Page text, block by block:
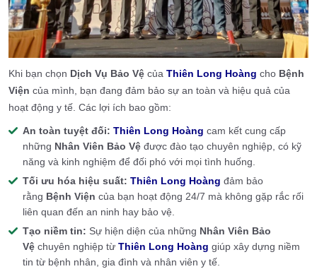
Khi bạn chọn Dịch Vụ Bảo Vệ của Thiên Long Hoàng cho Bệnh
Viện của mình, bạn đang đảm bảo sự an toàn và hiệu quả của
hoạt động y tế. Các lợi ích bao gồm:
An toàn tuyệt đối: Thiên Long Hoàng cam kết cung cấp
những Nhân Viên Bảo Vệ được đào tạo chuyên nghiệp, có kỹ
năng và kinh nghiệm để đối phó với mọi tình huống.
Tối ưu hóa hiệu suất: Thiên Long Hoàng đảm bảo
rằng Bệnh Viện của bạn hoạt động 24/7 mà không gặp rắc rối
liên quan đến an ninh hay bảo vệ.
Tạo niềm tin: Sự hiện diện của những Nhân Viên Bảo
Vệ chuyên nghiệp từ Thiên Long Hoàng giúp xây dựng niềm
tin từ bệnh nhân, gia đình và nhân viên y tế.